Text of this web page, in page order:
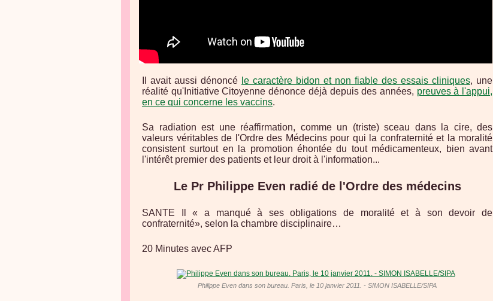
Il avait aussi dénoncé le caractère bidon et non fiable des essais cliniques, une
réalité qu'Initiative Citoyenne dénonce déjà depuis des années, preuves à l'appui,
en ce qui concerne les vaccins.
Sa radiation est une réaffirmation, comme un (triste) sceau dans la cire, des
valeurs véritables de l'Ordre des Médecins pour qui la confraternité et la moralité
consistent surtout en la promotion éhontée du tout médicamenteux, bien avant
l'intérêt premier des patients et leur droit à l'information...
Le Pr Philippe Even radié de l'Ordre des médecins
SANTE Il « a manqué à ses obligations de moralité et à son devoir de
confraternité», selon la chambre disciplinaire…
20 Minutes avec AFP
Philippe Even dans son bureau. Paris, le 10 janvier 2011. - SIMON ISABELLE/SIPA